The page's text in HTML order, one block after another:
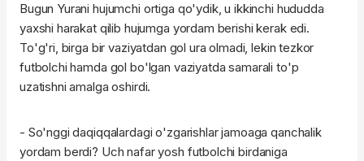
Bugun Yurani hujumchi ortiga qo'ydik, u ikkinchi hududda
yaxshi harakat qilib hujumga yordam berishi kerak edi.
To'g'ri, birga bir vaziyatdan gol ura olmadi, lekin tezkor
futbolchi hamda gol bo'lgan vaziyatda samarali to'p
uzatishni amalga oshirdi.
- So'nggi daqiqqalardagi o'zgarishlar jamoaga qanchalik
yordam berdi? Uch nafar yosh futbolchi birdaniga